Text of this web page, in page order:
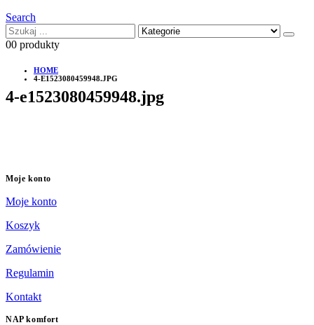
Search
00 produkty
HOME
4-E1523080459948.JPG
4-e1523080459948.jpg
Moje konto
Moje konto
Koszyk
Zamówienie
Regulamin
Kontakt
NAP komfort